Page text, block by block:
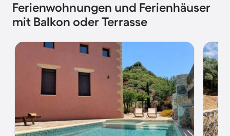
Ferienwohnungen und Ferienhäuser
mit Balkon oder Terrasse